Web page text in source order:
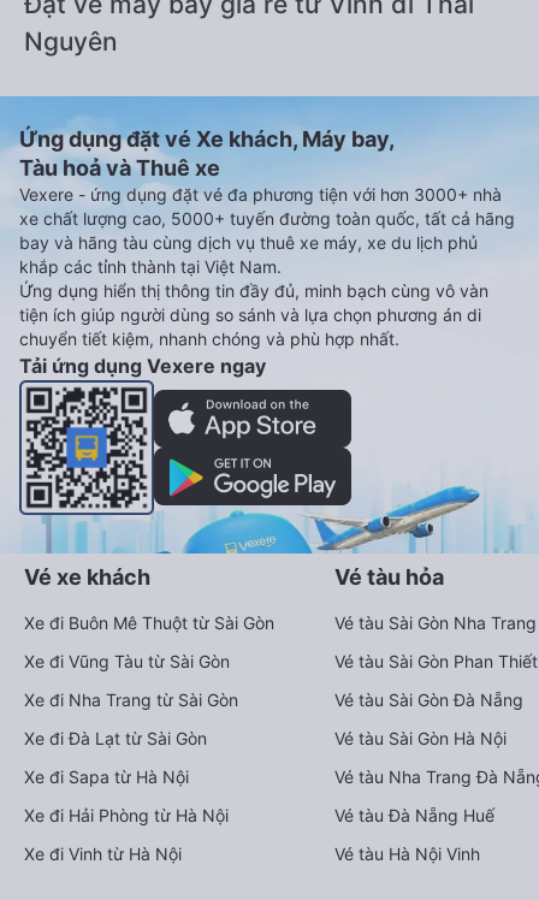
Nguyên
Ứng dụng đặt vé Xe khách, Máy bay,
Tàu hoả và Thuê xe
Vexere - ứng dụng đặt vé đa phương tiện với hơn 3000+ nhà
xe chất lượng cao, 5000+ tuyến đường toàn quốc, tất cả hãng
bay và hãng tàu cùng dịch vụ thuê xe máy, xe du lịch phủ
khắp các tỉnh thành tại Việt Nam.
Ứng dụng hiển thị thông tin đầy đủ, minh bạch cùng vô vàn
tiện ích giúp người dùng so sánh và lựa chọn phương án di
chuyển tiết kiệm, nhanh chóng và phù hợp nhất.
Tải ứng dụng Vexere ngay
Vé xe khách
Xe đi Buôn Mê Thuột từ Sài Gòn
Xe đi Vũng Tàu từ Sài Gòn
Xe đi Nha Trang từ Sài Gòn
Xe đi Đà Lạt từ Sài Gòn
Xe đi Sapa từ Hà Nội
Xe đi Hải Phòng từ Hà Nội
Xe đi Vinh từ Hà Nội
Vé tàu hỏa
Vé tàu Sài Gòn Nha Trang
Vé tàu Sài Gòn Phan Thiết
Vé tàu Sài Gòn Đà Nẵng
Vé tàu Sài Gòn Hà Nội
Vé tàu Nha Trang Đà
Vé tàu Đà Nẵng Huế
Vé tàu Hà Nội Vinh